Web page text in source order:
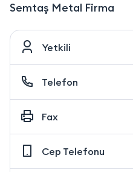
Semtaş Metal Firma
Yetkili
Telefon
Fax
Cep Telefonu